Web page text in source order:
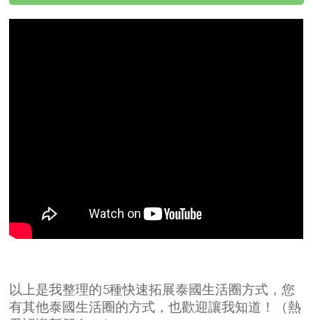
以上是我整理的5種快速拓展泰國生活圈方式，您
有其他泰國生活圈的方式，也歡迎讓我知道！（熱